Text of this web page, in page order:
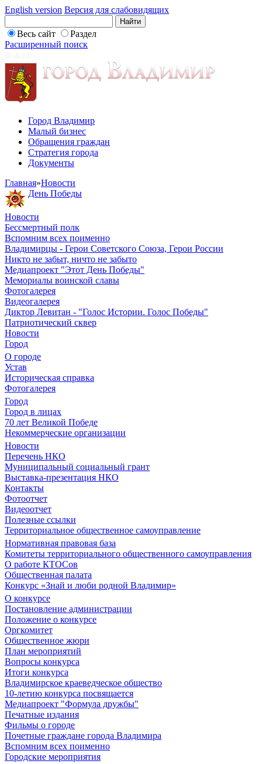
English version Версия для слабовидящих
Весь сайт
Раздел
Расширенный поиск
Город Владимир
Малый бизнес
Обращения граждан
Стратегия города
Документы
Главная»Новости
День Победы
Новости
Бессмертный полк
Вспомним всех поименно
Владимирцы - Герои Советского Союза, Герои России
Никто не забыт, ничто не забыто
Медиапроект "Этот День Победы"
Мемориалы воинской славы
Фотогалерея
Видеогалерея
Диктор Левитан - "Голос Истории. Голос Победы"
Патриотический сквер
Новости
Город
О городе
Устав
Историческая справка
Фотогалерея
Город
Город в лицах
70 лет Великой Победе
Некоммерческие организации
Новости
Перечень НКО
Муниципальный социальный грант
Выставка-презентация НКО
Контакты
Фотоотчет
Видеоотчет
Полезные ссылки
Территориальное общественное самоуправление
Нормативная правовая база
Комитеты территориального общественного самоуправления
О работе КТОСов
Общественная палата
Конкурс «Знай и люби родной Владимир»
О конкурсе
Постановление администрации
Положение о конкурсе
Оргкомитет
Общественное жюри
План мероприятий
Вопросы конкурса
Итоги конкурса
Владимирское краеведческое общество
10-летию конкурса посвящается
Медиапроект "Формула дружбы"
Печатные издания
Фильмы о городе
Почетные граждане города Владимира
Вспомним всех поименно
Городские мероприятия